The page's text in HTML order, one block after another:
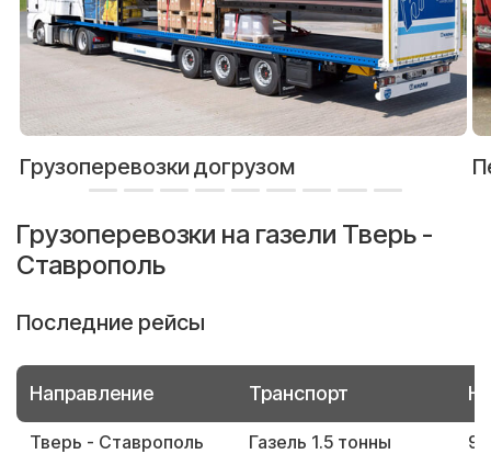
Грузоперевозки догрузом
Грузоперевозки на газели Тверь -
Ставрополь
Последние рейсы
Направление Транспорт
Тверь - Ставрополь Газель 1.5 тонны